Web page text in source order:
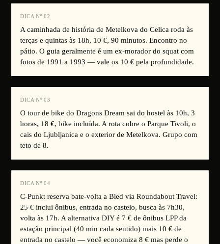
DICA Nº 02
A caminhada de história de Metelkova do Celica roda às
terças e quintas às 18h, 10 €, 90 minutos. Encontro no
pátio. O guia geralmente é um ex-morador do squat com
fotos de 1991 a 1993 — vale os 10 € pela profundidade.
DICA Nº 03
O tour de bike do Dragons Dream sai do hostel às 10h, 3
horas, 18 €, bike incluída. A rota cobre o Parque Tivoli, o
cais do Ljubljanica e o exterior de Metelkova. Grupo com
teto de 8.
DICA Nº 04
C-Punkt reserva bate-volta a Bled via Roundabout Travel:
25 € inclui ônibus, entrada no castelo, busca às 7h30,
volta às 17h. A alternativa DIY é 7 € de ônibus LPP da
estação principal (40 min cada sentido) mais 10 € de
entrada no castelo — você economiza 8 € mas perde o